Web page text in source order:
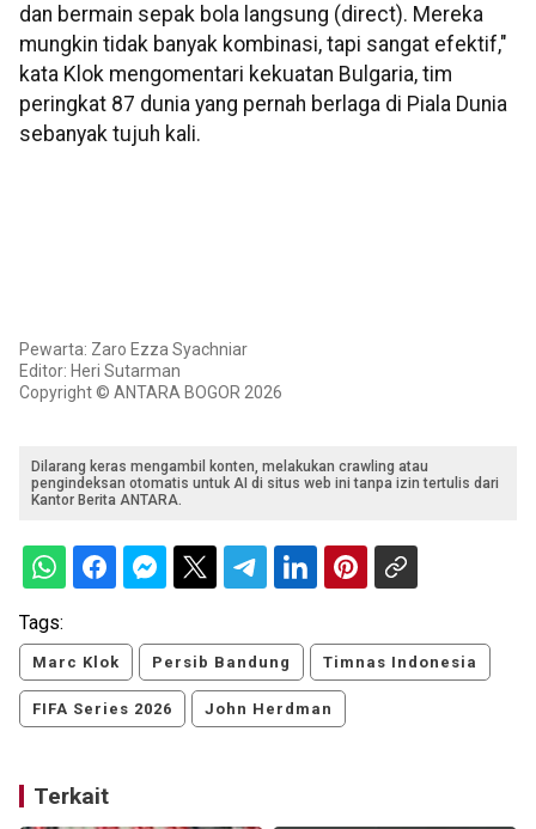
dan bermain sepak bola langsung (direct). Mereka
mungkin tidak banyak kombinasi, tapi sangat efektif,"
kata Klok mengomentari kekuatan Bulgaria, tim
peringkat 87 dunia yang pernah berlaga di Piala Dunia
sebanyak tujuh kali.
Pewarta: Zaro Ezza Syachniar
Editor: Heri Sutarman
Copyright © ANTARA BOGOR 2026
Dilarang keras mengambil konten, melakukan crawling atau
pengindeksan otomatis untuk AI di situs web ini tanpa izin tertulis dari
Kantor Berita ANTARA.
Tags:
Marc Klok Persib Bandung Timnas Indonesia
FIFA Series 2026 John Herdman
Terkait